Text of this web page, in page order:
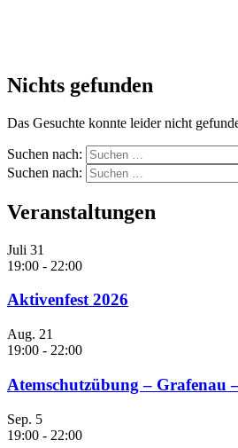
Nichts gefunden
Das Gesuchte konnte leider nicht
Suchen nach:
Suchen nach:
Veranstaltungen
Juli 31
19:00 - 22:00
Aktivenfest 2026
Aug. 21
19:00 - 22:00
Atemschutzübung – Grafenau
Sep. 5
19:00 - 22:00